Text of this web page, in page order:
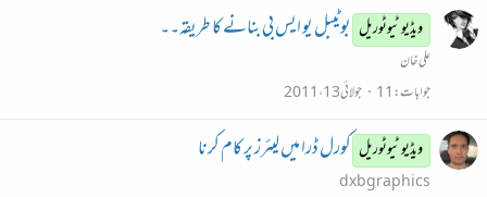
ویڈیو ٹیوٹوریل بوٹیبل یو ایس بی بنانے کا طریقہ۔۔
علی خان
جوابات 11 جولائی 13، 2011
ویڈیو ٹیوٹوریل كورل ڈرا میں لیئرز پر کام کرنا
dxbgraphics